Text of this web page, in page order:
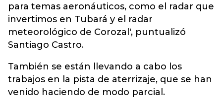
para temas aeronáuticos, como el radar que
invertimos en Tubará y el radar
meteorológico de Corozal', puntualizó
Santiago Castro.
También se están llevando a cabo los
trabajos en la pista de aterrizaje, que se han
venido haciendo de modo parcial.